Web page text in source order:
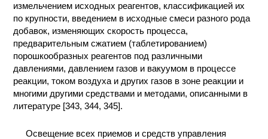
измельчением исходных реагентов, классификацией их
по крупности, введением в исходные смеси разного рода
добавок, изменяющих скорость процесса,
предварительным сжатием (таблетированием)
порошкообразных реагентов под различными
давлениями, давлением газов и вакуумом в процессе
реакции, током воздуха и других газов в зоне реакции и
многими другими средствами и методами, описанными в
литературе [343, 344, 345].
Освещение всех приемов и средств управления